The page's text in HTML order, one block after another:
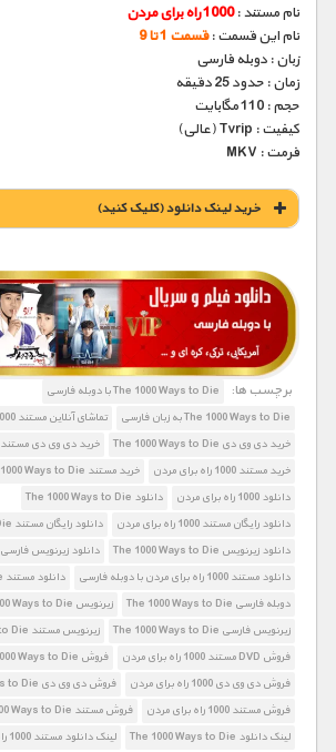
نام مستند :1000 راه برای مردن
نام این قسمت :قسمت 1 تا 9
زبان : دوبله فارسی
زمان : حدود 25 دقیقه
حجم : 110 مگابایت
کیفیت : Tvrip (عالی)
فرمت : MKV
خريد لينک دانلود (کليک کنيد)
1900 تومان – خريد لينک دانلود قسمت 1
1900 تومان – خريد لينک دانلود قسمت 2
1900 تومان – خريد لينک دانلود قسمت 3
1900 تومان – خريد لينک دانلود قسمت 4
1900 تومان – خريد لينک دانلود قسمت 5
1900 تومان – خريد لينک دانلود قسمت 7
1900 تومان – خريد لينک دانلود قسمت 8
1900 تومان – خريد لينک دانلود قسمت 9
برچسب ها:
The 1000 Ways to Die با دوبله فارسی
The 1000 Ways to Die به زبان فارسی
تماشای آنلاین مستند 1000 راه برای مردن
خرید دی وی دی The 1000 Ways to Die
خرید دی وی دی مستند 1000 راه برای مردن
خرید مستند 1000 راه برای مردن
خرید مستند The 1000 Ways to Die
دانلود 1000 راه برای مردن
دانلود The 1000 Ways to Die
دانلود رایگان مستند 1000 راه برای مردن
دانلود رایگان مستند The 1000 Ways to Die
دانلود زیرنویس The 1000 Ways to Die
دانلود زیرنویس فارسی The 1000 Ways to Die
دانلود مستند 1000 راه برای مردن با دوبله فارسی
دانلود مستند The 1000 Ways to Die
دوبله فارسی The 1000 Ways to Die
زیرنویس The 1000 Ways to Die
زیرنویس فارسی The 1000 Ways to Die
زیرنویس مستند The 1000 Ways to Die
فروش DVD مستند 1000 راه برای مردن
فروش The 1000 Ways to Die
فروش دی وی دی 1000 راه برای مردن
فروش دی وی دی The 1000 Ways to Die
فروش مستند 1000 راه برای مردن
فروش مستند The 1000 Ways to Die
لینک دانلود The 1000 Ways to Die
لینک دانلود مستند 1000 راه برای مردن